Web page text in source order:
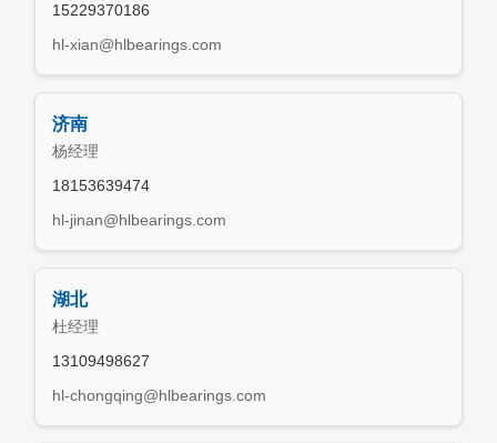
15229370186
hl-xian@hlbearings.com
济南
杨经理
18153639474
hl-jinan@hlbearings.com
湖北
杜经理
13109498627
hl-chongqing@hlbearings.com